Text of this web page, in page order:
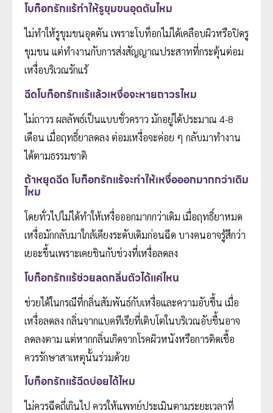
โบท็อกรักแร้ทำให้รูขุมขนอุดตันไหม
ไม่ทำให้รูขุมขนอุดตัน เพราะโบท็อกไม่ได้เคลือบผิวหรือปิดรู
ขุมขน แต่ทำงานกับการส่งสัญญาณประสาทที่กระตุ้นต่อม
เหงื่อบริเวณรักแร้
ฉีดโบท็อกรักแร้แล้วเหงื่อจะหายถาวรไหม
ไม่ถาวร ผลลัพธ์เป็นแบบชั่วคราว มักอยู่ได้ประมาณ 4-8
เดือน เมื่อฤทธิ์ยาลดลง ต่อมเหงื่อจะค่อย ๆ กลับมาทำงาน
ได้ตามธรรมชาติ
ถ้าหยุดฉีด โบท็อกรักแร้จะทำให้เหงื่อออกมากกว่าเดิม
ไหม
โดยทั่วไปไม่ได้ทำให้เหงื่อออกมากกว่าเดิม เมื่อฤทธิ์ยาหมด
เหงื่อมักกลับมาใกล้เคียงระดับเดิมก่อนฉีด บางคนอาจรู้สึกว่า
เยอะขึ้นเพราะเคยชินกับช่วงที่เหงื่อลดลง
โบท็อกรักแร้ช่วยลดกลิ่นตัวได้แค่ไหน
ช่วยได้ในกรณีที่กลิ่นสัมพันธ์กับเหงื่อและความอับชื้น เมื่อ
เหงื่อลดลง กลิ่นจากแบคทีเรียที่เติบโตในบริเวณอับชื้นอาจ
ลดลงตาม แต่หากกลิ่นเกิดจากโรคผิวหนังหรือการติดเชื้อ
ควรรักษาสาเหตุนั้นร่วมด้วย
โบท็อกรักแร้ฉีดบ่อยได้ไหม
ไม่ควรฉีดถี่เกินไป ควรให้แพทย์ประเมินตามระยะเวลาที่